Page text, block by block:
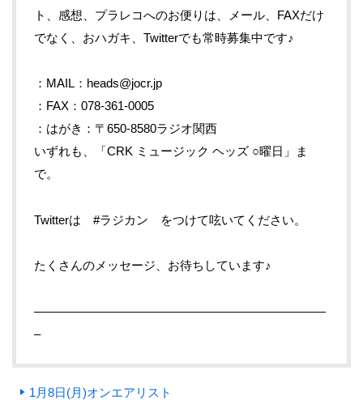
ト、感想、プラレコへのお便りは、メール、FAXだけ
でなく、おハガキ、Twitterでも常時募集中です♪
：MAIL：heads@jocr.jp
：FAX：078-361-0005
：はがき：〒650-8580ラジオ関西
いずれも、「CRK ミュージック ヘッズ ○曜日」ま
で。
Twitterは #ラジカン をつけて呟いてください。
たくさんのメッセージ、お待ちしています♪
————————————————————————
–
1月8日(月)オンエアリスト